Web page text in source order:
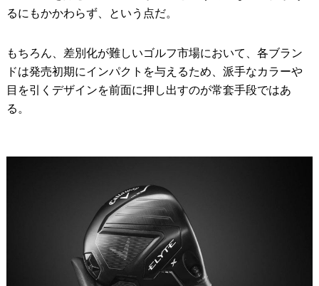
るにもかかわらず、という点だ。
もちろん、差別化が難しいゴルフ市場において、各ブラン
ドは発売初期にインパクトを与えるため、派手なカラーや
目を引くデザインを前面に押し出すのが常套手段ではあ
る。